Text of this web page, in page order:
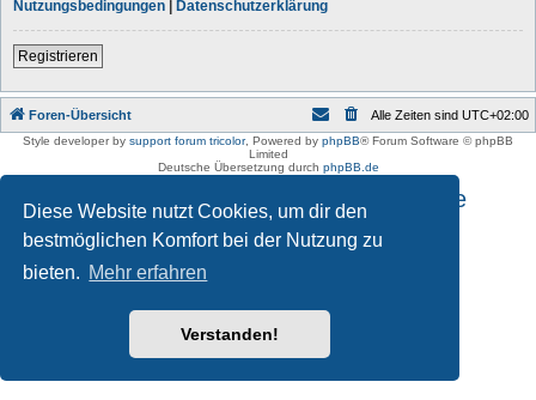
Diese Website nutzt Cookies, um dir den
bestmöglichen Komfort bei der Nutzung zu
bieten. Mehr erfahren
Verstanden!
Nutzungsbedingungen | Datenschutzerklärung
Registrieren
Foren-Übersicht Alle Zeiten sind UTC+02:00
Style developer by support forum tricolor, Powered by phpBB® Forum Software © phpBB
Limited
Deutsche Übersetzung durch phpBB.de
Impressum und Datenschutzhinweise